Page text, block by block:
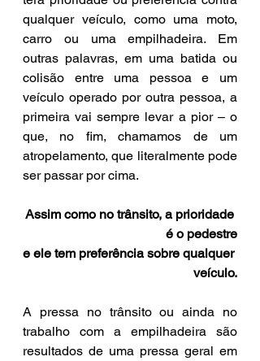
qualquer veículo, como uma moto,
carro ou uma empilhadeira. Em
outras palavras, em uma batida ou
colisão entre uma pessoa e um
veículo operado por outra pessoa, a
primeira vai sempre levar a pior – o
que, no fim, chamamos de um
atropelamento, que literalmente pode
ser passar por cima.
Assim como no trânsito, a prioridade
é o pedestre
e ele tem preferência sobre qualquer
veículo.
A pressa no trânsito ou ainda no
trabalho com a empilhadeira são
resultados de uma pressa geral em